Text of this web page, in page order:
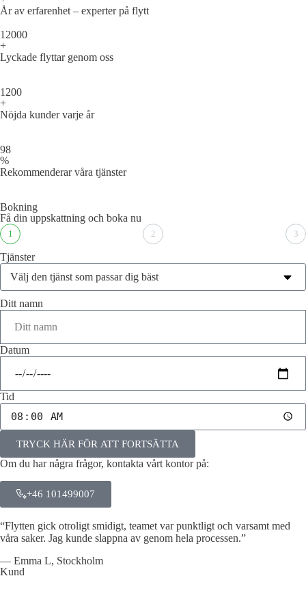
År av erfarenhet – experter på flytt
12000
+
Lyckade flyttar genom oss
1200
+
Nöjda kunder varje år
98
%
Rekommenderar våra tjänster
Bokning
Få din uppskattning och boka nu
1 2 3
Tjänster
Ditt namn
Datum
Tid
TRYCK HÄR FÖR ATT FORTSÄTTA
Om du har några frågor, kontakta vårt kontor på:
+46 101499007
“Flytten gick otroligt smidigt, teamet var punktligt och varsamt med
våra saker. Jag kunde slappna av genom hela processen.”
— Emma L, Stockholm
Kund